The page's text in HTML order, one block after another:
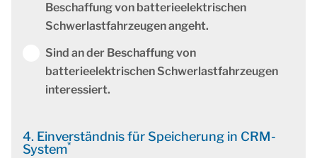
Beschaffung von batterieelektrischen
Schwerlastfahrzeugen angeht.
Sind an der Beschaffung von
batterieelektrischen Schwerlastfahrzeugen
interessiert.
4. Einverständnis für Speicherung in CRM-
System*